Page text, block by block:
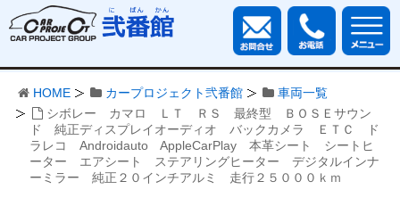
HOME カープロジェクト弐番館
車両一覧
シボレー カマロ ＬＴ ＲＳ 最終型 ＢＯＳＥサウン
ド 純正ディスプレイオーディオ バックカメラ ＥＴＣ ド
ラレコ Androidauto AppleCarPlay 本革シート シートヒ
ーター エアシート ステアリングヒーター デジタルインナ
ーミラー 純正２０インチアルミ 走行２５０００ｋｍ